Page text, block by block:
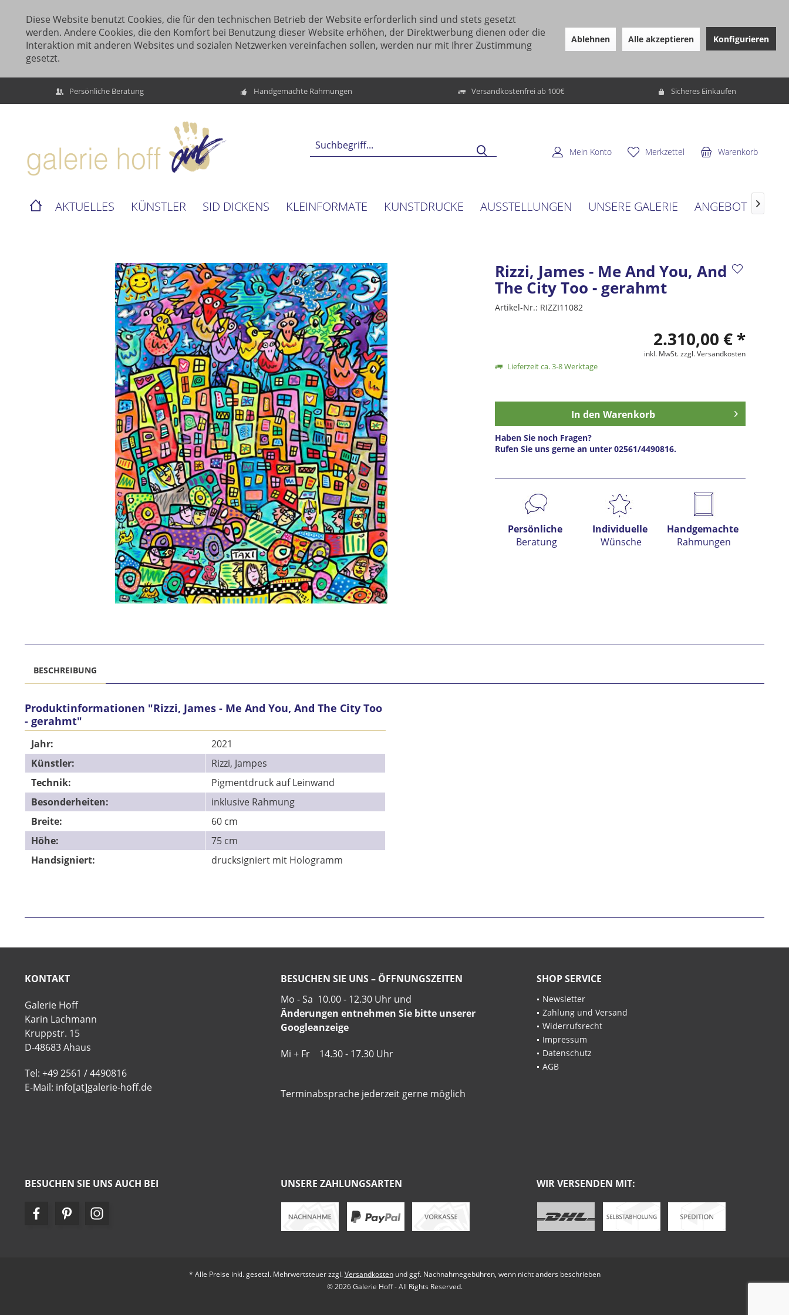
Diese Website benutzt Cookies, die für den technischen Betrieb der Website erforderlich sind und stets gesetzt
werden. Andere Cookies, die den Komfort bei Benutzung dieser Website erhöhen, der Direktwerbung dienen oder die
Interaktion mit anderen Websites und sozialen Netzwerken vereinfachen sollen, werden nur mit Ihrer Zustimmung
gesetzt.
Ablehnen Alle akzeptieren Konfigurieren
Persönliche Beratung Handgemachte Rahmungen Versandkostenfrei ab 100€ Sicheres Einkaufen
Warenkorb
Merkzettel
Mein Konto
AKTUELLES KÜNSTLER SID DICKENS KLEINFORMATE KUNSTDRUCKE AUSSTELLUNGEN UNSERE GALERIE ANGEBOT 
Rizzi, James - Me And You, And
The City Too - gerahmt
Artikel-Nr.: RIZZI11082
2.310,00 € *
inkl. MwSt.zzgl. Versandkosten
Lieferzeit ca. 3-8 Werktage
In den Warenkorb
Haben Sie noch Fragen?
Rufen Sie uns gerne an unter 02561/4490816.
Preis anfragen
Persönliche
Beratung
Individuelle
Wünsche
Handgemachte
Rahmungen
BESCHREIBUNG
Produktinformationen "Rizzi, James - Me And You, And The City Too
- gerahmt"
Jahr:
2021
Künstler:
Rizzi, Jampes
Technik:
Pigmentdruck auf Leinwand
Besonderheiten:
inklusive Rahmung
Breite:
60 cm
Höhe:
75 cm
Handsigniert:
drucksigniert mit Hologramm
KONTAKT
Galerie Hoff
Karin Lachmann
Kruppstr. 15
D-48683 Ahaus
Tel: +49 2561 / 4490816
E-Mail: info[at]galerie-hoff.de
BESUCHEN SIE UNS – ÖFFNUNGSZEITEN
Mo - Sa 10.00 - 12.30 Uhr und
Änderungen entnehmen Sie bitte unserer
Googleanzeige
Mi + Fr 14.30 - 17.30 Uhr
Terminabsprache jederzeit gerne möglich
SHOP SERVICE
Newsletter
Zahlung und Versand
Widerrufsrecht
Impressum
Datenschutz
AGB
BESUCHEN SIE UNS AUCH BEI UNSERE ZAHLUNGSARTEN WIR VERSENDEN MIT:
* Alle Preise inkl. gesetzl. Mehrwertsteuer zzgl.Versandkostenund ggf. Nachnahmegebühren, wenn nicht anders beschrieben
© 2026 Galerie Hoff - All Rights Reserved.